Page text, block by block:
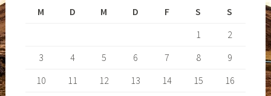
M
D M D F S
S
1
2
3
4 5 6 7 8
9
10
11 12 13 14 15
16